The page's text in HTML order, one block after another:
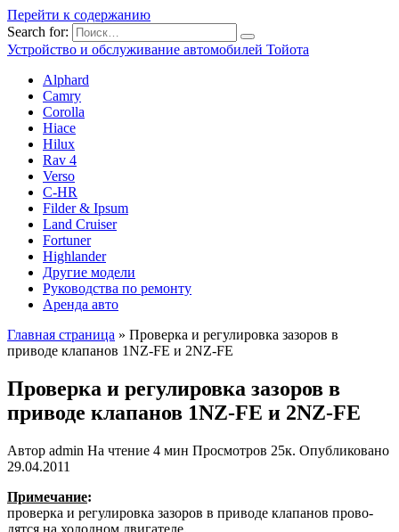
Перейти к содержанию
Search for:
Устройство и обслуживание автомобилей Тойота
Alphard
Camry
Corolla
Hiace
Hilux
Rav 4
Verso
C-HR
Filder & Ipsum
Land Cruiser
Fortuner
Highlander
Другие модели
Руководства по ремонту
Аренда авто
Главная страница » Проверка и регулировка зазоров в
приводе клапанов 1NZ-FE и 2NZ-FE
Проверка и регулировка зазоров в
приводе клапанов 1NZ-FE и 2NZ-FE
Автор admin На чтение 4 мин Просмотров 25к. Опубликовано
29.04.2011
Примечание:
проверка и регулировка зазоров в приводе клапанов прово­
дятся на холодном двигателе.